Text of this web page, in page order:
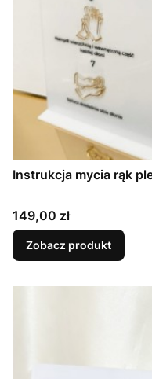
Instrukcja mycia rąk
Cena
149,00 zł
Zobacz produkt